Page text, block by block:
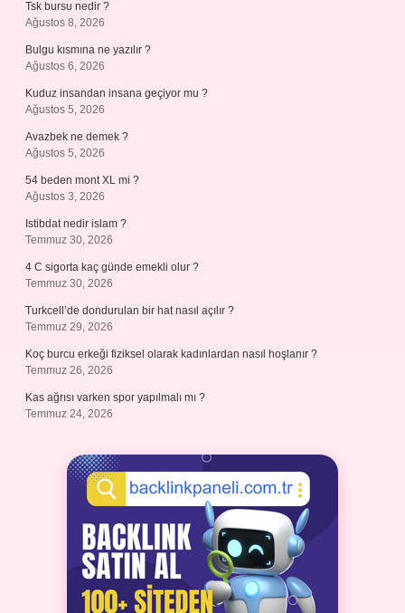
Tsk bursu nedir ?
Ağustos 8, 2026
Bulgu kısmına ne yazılır ?
Ağustos 6, 2026
Kuduz insandan insana geçiyor mu ?
Ağustos 5, 2026
Avazbek ne demek ?
Ağustos 5, 2026
54 beden mont XL mi ?
Ağustos 3, 2026
Istibdat nedir islam ?
Temmuz 30, 2026
4 C sigorta kaç günde emekli olur ?
Temmuz 30, 2026
Turkcell’de dondurulan bir hat nasıl açılır ?
Temmuz 29, 2026
Koç burcu erkeği fiziksel olarak kadınlardan nasıl hoşlanır ?
Temmuz 26, 2026
Kas ağrısı varken spor yapılmalı mı ?
Temmuz 24, 2026